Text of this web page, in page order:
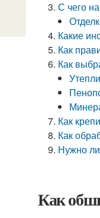
С чего
Какие
Как
Как
Как
Как
Нужно ли
Как